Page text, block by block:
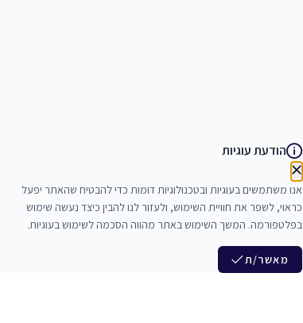
הודעת עוגיות
אנו משתמשים בעוגיות ובטכנולוגיות דומות כדי להבטיח שהאתר יפעל
כראוי, לשפר את חוויית השימוש, ולעזור לנו להבין כיצד נעשה שימוש
בפלטפורמה. המשך השימוש באתר מהווה הסכמה לשימוש בעוגיות.
מאשר/ת